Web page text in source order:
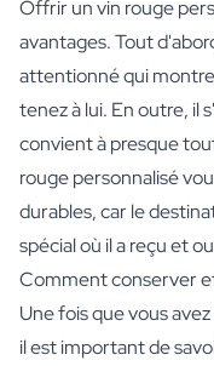
Offrir un vin rouge
avantages. Tout
attentionné qui
tenez à lui. En outre, il
convient à presque
rouge personnalisé
durables, car le
spécial où il a reçu et
Comment conserver
Une fois que vous
il est important de